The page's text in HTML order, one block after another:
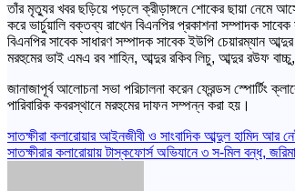
তাঁর মৃত্যুর খবর ছড়িয়ে পড়লে ক্রীড়াঙ্গনে শোকের ছায়া নেমে
করে ভার্চুয়ালি বক্তব্য রাখেন বিএনপির প্রকাশনা সম্পাদক
বিএনপির সাবেক সাধারণ সম্পাদক সাবেক ইউপি চেয়ারম্যান
মরহুমের ভাই এমএ রব শাহিন, আব্দুর রকিব লিচু, আব্দুর রউফ
জানাজাপূর্ব আলোচনা সভা পরিচালনা করেন ফ্রেন্ডস স্পোর্টিং
পারিবারিক কবরস্থানে মরহুমের দাফন সম্পন্ন করা হয়।
Post
navigation
সাতক্ষীরা কলারোয়ার আইনজীবী ও সাংবাদিক আব্দুল হামিদ আর
সাতক্ষীরার কলারোয়ায় টাস্কফোর্স অভিযানে ৩ স-মিল বন্ধ,